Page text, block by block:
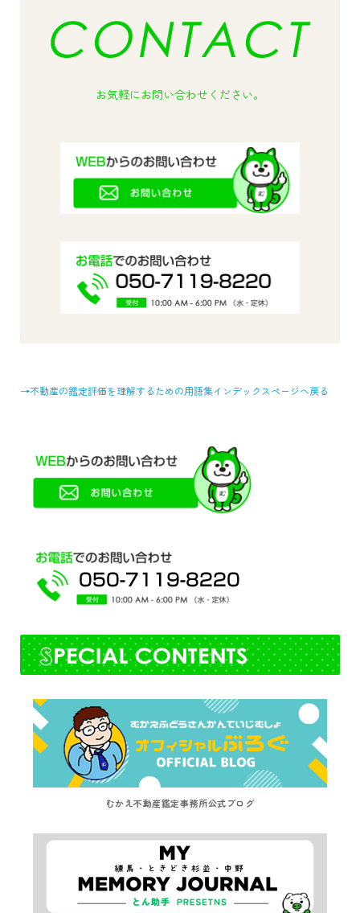
お気軽にお問い合わせください。
→不動産の鑑定評価を理解するための用語集インデックスページへ戻る
むかえ不動産鑑定事務所公式ブログ